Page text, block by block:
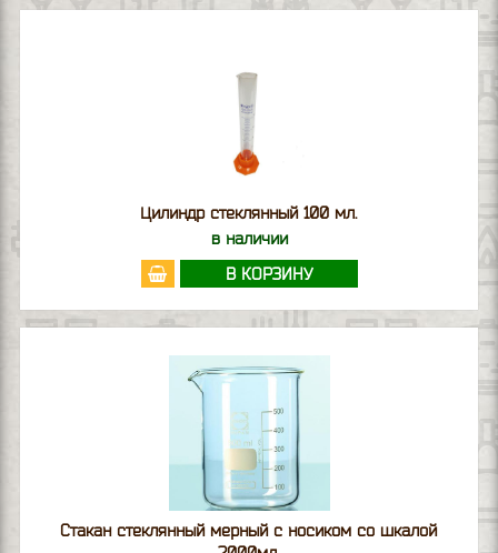
Цилиндр стеклянный 100 мл.
в наличии
В КОРЗИНУ
Стакан стеклянный мерный с носиком со шкалой